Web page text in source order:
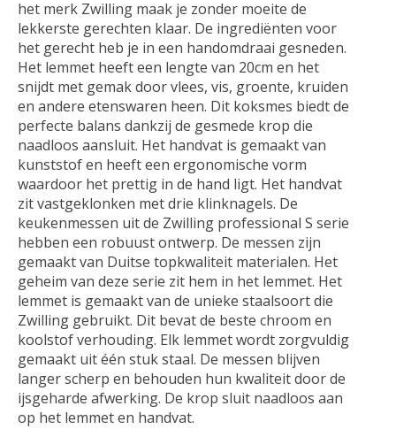
het merk Zwilling maak je zonder moeite de
lekkerste gerechten klaar. De ingrediënten voor
het gerecht heb je in een handomdraai gesneden.
Het lemmet heeft een lengte van 20cm en het
snijdt met gemak door vlees, vis, groente, kruiden
en andere etenswaren heen. Dit koksmes biedt de
perfecte balans dankzij de gesmede krop die
naadloos aansluit. Het handvat is gemaakt van
kunststof en heeft een ergonomische vorm
waardoor het prettig in de hand ligt. Het handvat
zit vastgeklonken met drie klinknagels. De
keukenmessen uit de Zwilling professional S serie
hebben een robuust ontwerp. De messen zijn
gemaakt van Duitse topkwaliteit materialen. Het
geheim van deze serie zit hem in het lemmet. Het
lemmet is gemaakt van de unieke staalsoort die
Zwilling gebruikt. Dit bevat de beste chroom en
koolstof verhouding. Elk lemmet wordt zorgvuldig
gemaakt uit één stuk staal. De messen blijven
langer scherp en behouden hun kwaliteit door de
ijsgeharde afwerking. De krop sluit naadloos aan
op het lemmet en handvat.